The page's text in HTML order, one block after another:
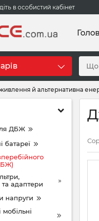
в особистий кабінет
й альтернативна
ДБЖ
батареї
адаптери
напруги
мобільні